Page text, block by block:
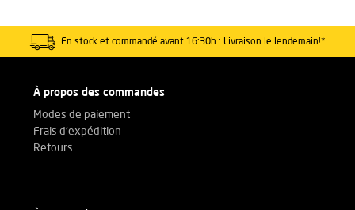
En stock et commandé avant 16:30h : Livraison le lendemain!*
À propos des commandes
Modes de paiement
Frais d'expédition
Retours